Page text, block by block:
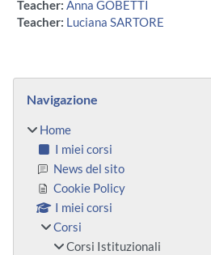
Teacher: Anna GOBETTI
Teacher: Luciana SARTORE
Blocchi
Navigazione
Home
I miei corsi
News del sito
Cookie Policy
I miei corsi
Corsi
Corsi Istituzionali